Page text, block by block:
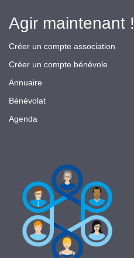
Agir maintenant !
Créer un compte association
Créer un compte bénévole
Annuaire
Bénévolat
Agenda